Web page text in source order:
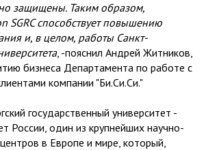
защищены. Таким образом,
SGRC способствует повышению
и, в целом, работы Санкт-
, -пояснил Андрей Житников,
бизнеса Департамента по работе с
компании "Би.Си.Си."
государственный университет -
России, один из крупнейших научно-
в Европе и мире, который,